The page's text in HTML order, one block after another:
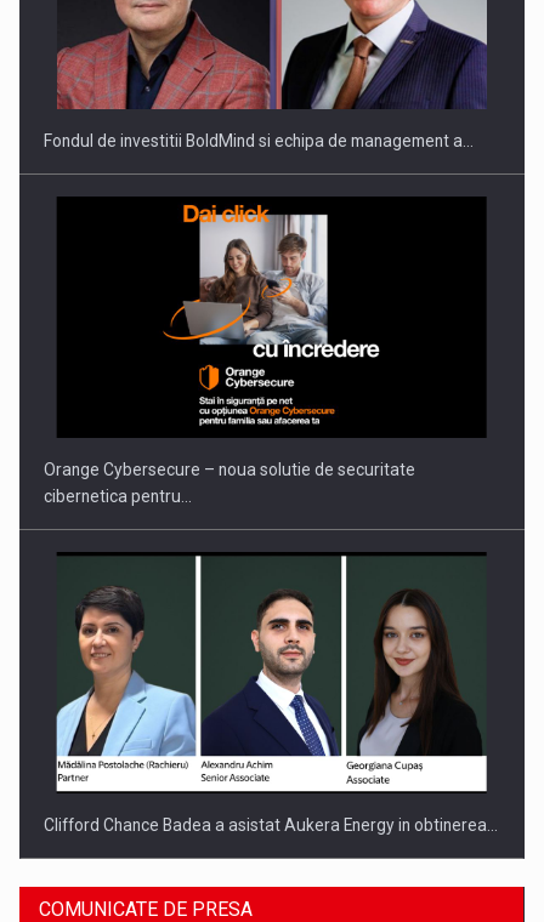
ROOTED IN ROMANIA, BUILT TO DELIVER TECHNOLOGY FOR
THE…
PUTTING ROMANIAN CORPORATE COMPANIES ON THE
INTERNATIONAL BUSINESS SCENE
Fondul de investitii BoldMind si echipa de management a…
Orange Cybersecure – noua solutie de securitate
cibernetica pentru…
Clifford Chance Badea a asistat Aukera Energy in obtinerea…
COMUNICATE DE PRESA